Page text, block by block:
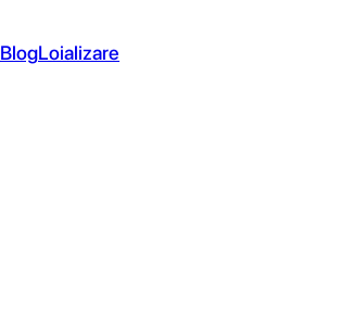
BlogLoializare